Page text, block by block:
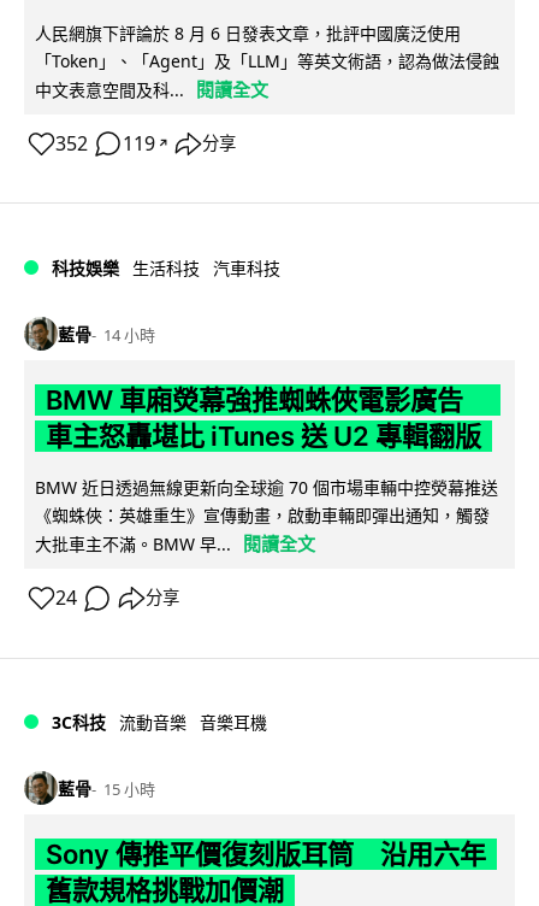
人民網旗下評論於 8 月 6 日發表文章，批評中國廣泛使用
「Token」、「Agent」及「LLM」等英文術語，認為做法侵蝕
中文表意空間及科...
閱讀全文
352 119 ↗ 分享
科技娛樂 生活科技 汽車科技
藍骨 14 小時
BMW 車廂熒幕強推蜘蛛俠電影廣告
車主怒轟堪比 iTunes 送 U2 專輯翻版
BMW 近日透過無線更新向全球逾 70 個市場車輛中控熒幕推送
《蜘蛛俠：英雄重生》宣傳動畫，啟動車輛即彈出通知，觸發
大批車主不滿。BMW 早...
閱讀全文
24 分享
3C科技 流動音樂 音樂耳機
藍骨 15 小時
Sony 傳推平價復刻版耳筒 沿用六年
舊款規格挑戰加價潮